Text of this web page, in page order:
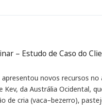
– Estudo de Caso do
novos recursos
da Austrália Ocidental,
de cria (vaca–bezerro),